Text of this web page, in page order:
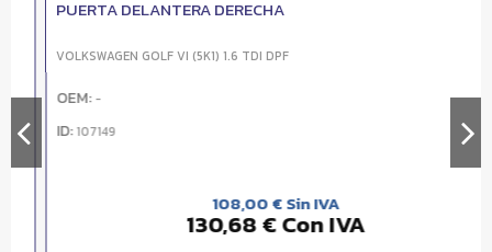
PUERTA DELANTERA DERECHA
VOLKSWAGEN GOLF VI (5K1) 1.6 TDI DPF
OEM:-
ID: 107149
108,00 € Sin IVA
130,68 € Con IVA